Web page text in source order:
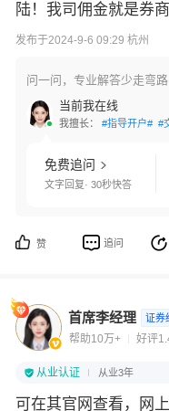
陆！我司佣金就是券
发布于2024-9-6 09:29 杭州
问一问，专业解答少走弯路
当前我在线
我擅长： #指导开户# #
免费追问
文字回复· 30秒快答
赞 追问
首席李经理 证券
帮助10万+ 好评
从业认证 从业3年
可在其官网查看，网